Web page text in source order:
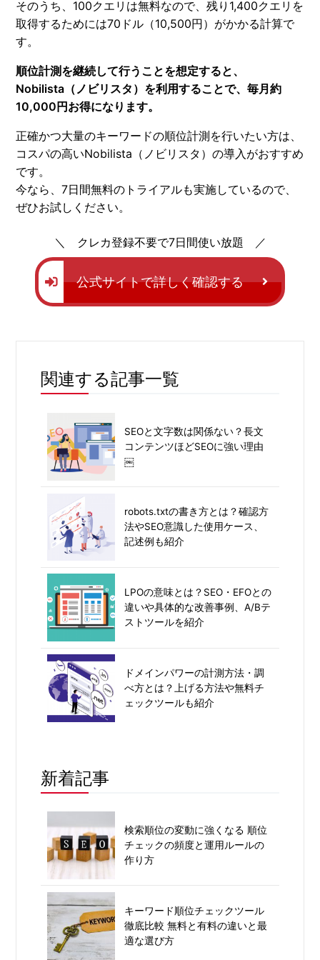
そのうち、100クエリは無料なので、残り1,400クエリを
取得するためには70ドル（10,500円）がかかる計算で
す。
順位計測を継続して行うことを想定すると、
Nobilista（ノビリスタ）を利用することで、毎月約
10,000円お得になります。
正確かつ大量のキーワードの順位計測を行いたい方は、
コスパの高いNobilista（ノビリスタ）の導入がおすすめ
です。
今なら、7日間無料のトライアルも実施しているので、
ぜひお試しください。
クレカ登録不要で7日間使い放題
公式サイトで詳しく確認する
関連する記事一覧
SEOと文字数は関係ない？長文
コンテンツほどSEOに強い理由
￼
robots.txtの書き方とは？確認方
法やSEO意識した使用ケース、
記述例も紹介
LPOの意味とは？SEO・EFOとの
違いや具体的な改善事例、A/Bテ
ストツールを紹介
ドメインパワーの計測方法・調
べ方とは？上げる方法や無料チ
ェックツールも紹介
新着記事
検索順位の変動に強くなる 順位
チェックの頻度と運用ルールの
作り方
キーワード順位チェックツール
徹底比較 無料と有料の違いと最
適な選び方